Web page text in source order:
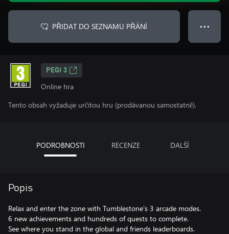
PŘIDAT DO SEZNAMU PŘÁNÍ ● ● ●
PEGI 3
Online hra
Tento obsah vyžaduje určitou hru (prodávanou samostatně).
PODROBNOSTI RECENZE DALŠÍ
Popis
Relax and enter the zone with Tumblestone's 3 arcade modes.
6 new achievements and hundreds of quests to complete.
See where you stand in the global and friends leaderboards.